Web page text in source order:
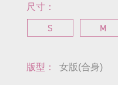
尺寸：
S M
版型： 女版(合身)